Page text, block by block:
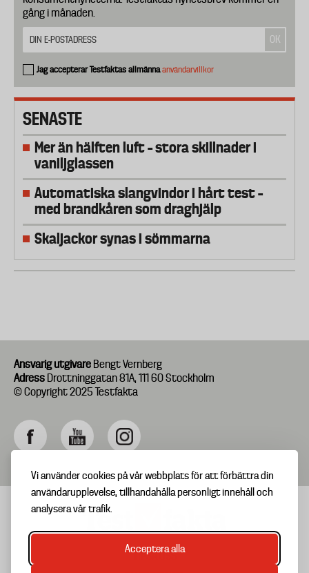
Vi använder cookies på vår webbplats för att förbättra din
användarupplevelse, tillhandahålla personligt innehåll och
analysera vår trafik.
Acceptera alla
gång i månaden.
Jag accepterar Testfaktas allmännaanvändarvillkor
SENASTE
Mer än hälften luft – stora skillnader i
vaniljglassen
Automatiska slangvindor i hårt test –
med brandkåren som draghjälp
Skaljackor synas i sömmarna
Ansvarig utgivare Bengt Vernberg
Adress Drottninggatan 81A, 111 60 Stockholm
© Copyright 2025 Testfakta
TIPSA OSS